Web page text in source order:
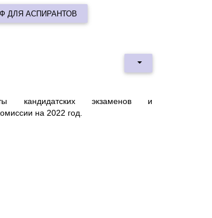
ДЛЯ АСПИРАНТОВ
кандидатских экзаменов и
на 2022 год.